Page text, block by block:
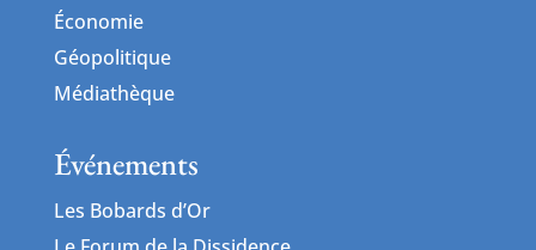
Économie
Géopolitique
Médiathèque
Événements
Les Bobards d’Or